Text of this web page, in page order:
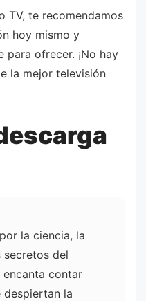
TV, te recomendamos
hoy mismo y
ofrecer. ¡No hay
la mejor televisión
la ciencia, la
del
encanta contar
despiertan la